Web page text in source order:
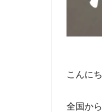
こんに
全国か